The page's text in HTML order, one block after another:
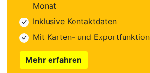
Monat
Inklusive Kontaktdaten
Mit Karten- und Exportfunktion
Mehr erfahren